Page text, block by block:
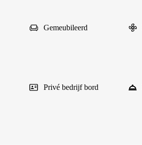
Gemeubileerd
Privé bedrijf bord